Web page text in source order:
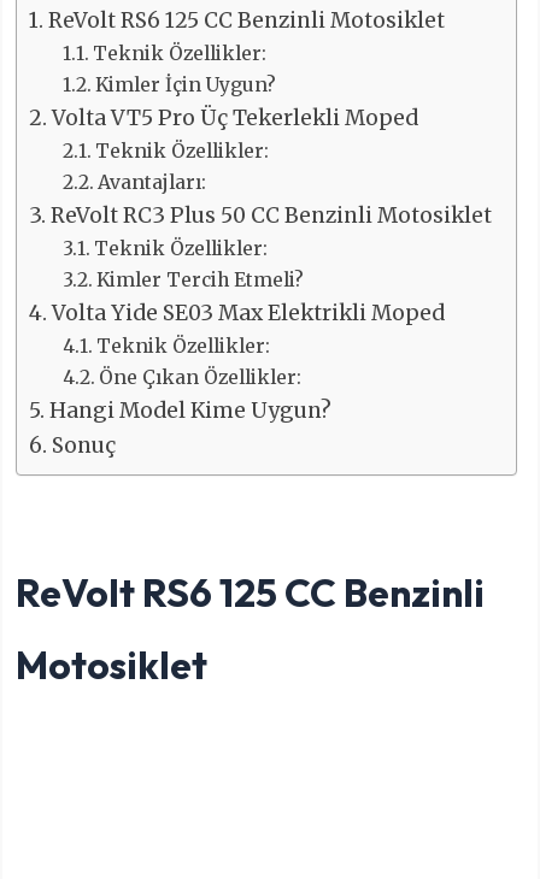
ReVolt RS6 125 CC Benzinli Motosiklet
Teknik Özellikler:
Kimler İçin Uygun?
Volta VT5 Pro Üç Tekerlekli Moped
Teknik Özellikler:
Avantajları:
ReVolt RC3 Plus 50 CC Benzinli Motosiklet
Teknik Özellikler:
Kimler Tercih Etmeli?
Volta Yide SE03 Max Elektrikli Moped
Teknik Özellikler:
Öne Çıkan Özellikler:
Hangi Model Kime Uygun?
Sonuç
ReVolt RS6 125 CC Benzinli
Motosiklet